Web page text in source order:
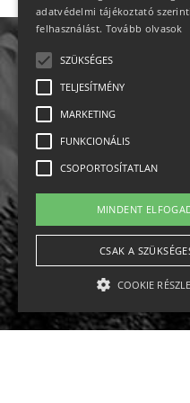
Jogi
adatvédelmi tájékoztató
felhasználást. Tovább olvasok
SZÜKSÉGES
TELJESÍTMÉNY
MARKETING
FUNKCIONÁLIS
CSOPORTOSÍTATLAN
MINDENT
CSAK A
COOKIE